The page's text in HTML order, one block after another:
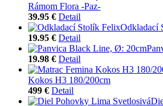
Rámom Flora -Paz-
39.95 € Detail
Odkladací
19.95 € Detail
19.98 € Detail
Kokos H3 180/200cm
499 € Detail